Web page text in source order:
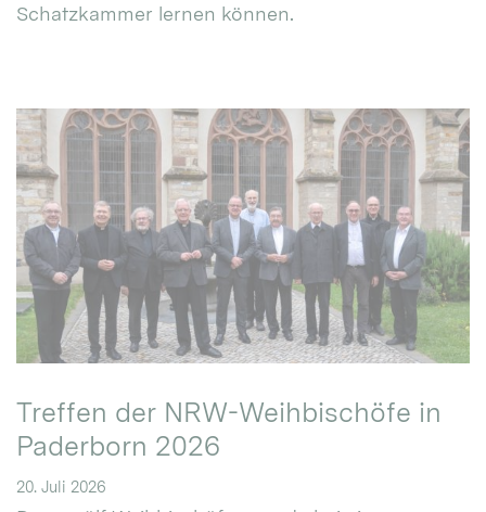
Schatzkammer lernen können.
Treffen der NRW-Weihbischöfe in
Paderborn 2026
20. Juli 2026